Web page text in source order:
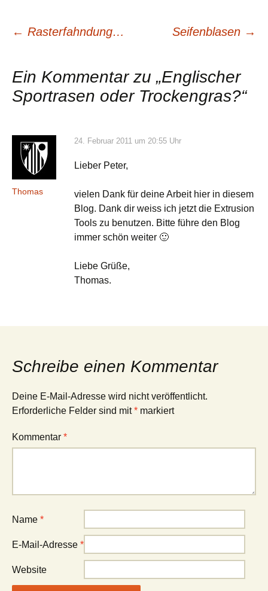
Beitragsnavigation
← Rasterfahndung… Seifenblasen →
Ein Kommentar zu „Englischer
Sportrasen oder Trockengras?“
Thomas
24. Februar 2011 um 20:55 Uhr
Lieber Peter,
vielen Dank für deine Arbeit hier in diesem
Blog. Dank dir weiss ich jetzt die Extrusion
Tools zu benutzen. Bitte führe den Blog
immer schön weiter 🙂
Liebe Grüße,
Thomas.
Schreibe einen Kommentar
Deine E-Mail-Adresse wird nicht veröffentlicht.
Erforderliche Felder sind mit* markiert
Kommentar *
Name *
E-Mail-Adresse *
Website